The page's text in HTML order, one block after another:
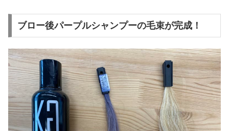
ブロー後パープルシャンプーの毛束が完成！